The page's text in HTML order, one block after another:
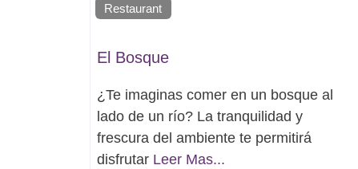
Restaurant
El Bosque
¿Te imaginas comer en un bosque al
lado de un río? La tranquilidad y
frescura del ambiente te permitirá
disfrutar Leer Mas...